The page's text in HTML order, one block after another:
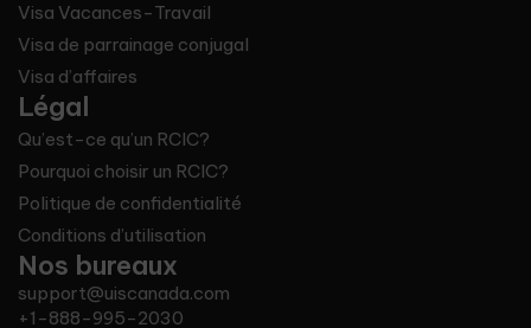
Visa Vacances-Travail
Visa de parrainage conjugal
Visa d’affaires
Légal
Qu’est-ce qu’un RCIC?
Pourquoi choisir un RCIC?
Politique de confidentialité
Conditions d’utilisation
Nos bureaux
support@uiscanada.com
+1-888-995-2030